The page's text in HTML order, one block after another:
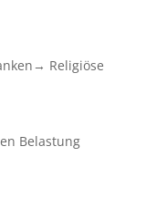
Religiöse
Belastung